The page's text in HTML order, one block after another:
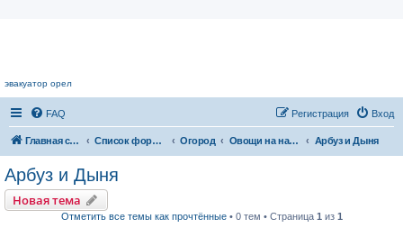
эвакуатор орел
FAQ Вход
Регистрация
Главная страница Список форумов Огород Овощи на наших грядках Арбуз и Дыня
Арбуз и Дыня
Новая тема
Отметить все темы как прочтённые• 0 тем • Страница 1 из 1